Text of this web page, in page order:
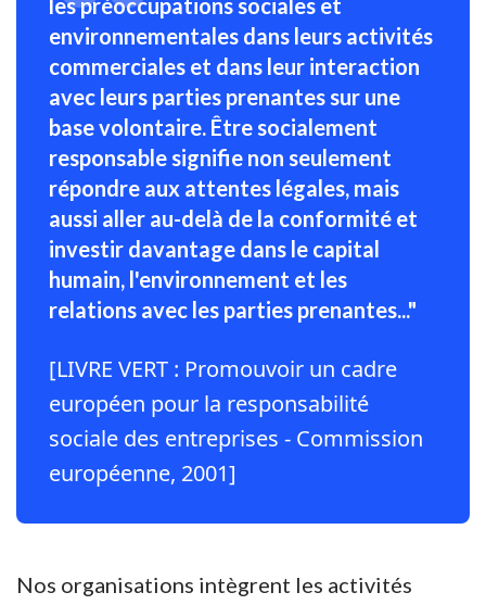
les préoccupations sociales et
environnementales dans leurs activités
commerciales et dans leur interaction
avec leurs parties prenantes sur une
base volontaire. Être socialement
responsable signifie non seulement
répondre aux attentes légales, mais
aussi aller au-delà de la conformité et
investir davantage dans le capital
humain, l'environnement et les
relations avec les parties prenantes..."
[LIVRE VERT : Promouvoir un cadre
européen pour la responsabilité
sociale des entreprises - Commission
européenne, 2001]
Nos organisations intègrent les activités